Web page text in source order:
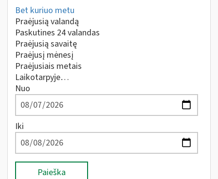
Bet kuriuo metu
Praėjusią valandą
Paskutines 24 valandas
Praėjusią savaitę
Praėjusį mėnesį
Praėjusiais metais
Laikotarpyje…
Nuo
Iki
Paieška